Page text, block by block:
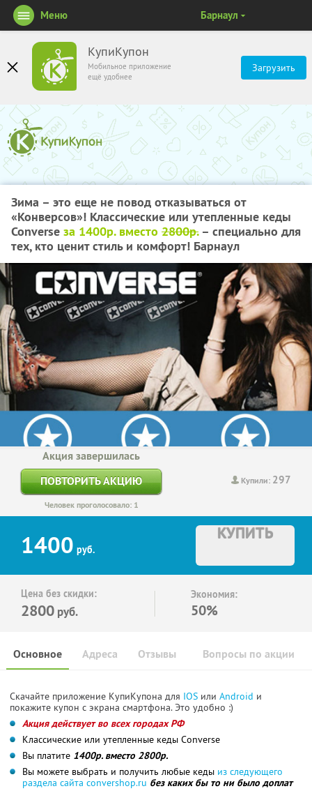
КупиКупон
Мобильное приложение
ещё удобнее
Загрузить
Меню Барнаул
Зима – это еще не повод отказываться от
«Конверсов»! Классические или утепленные кеды
Converse за 1400р. вместо 2800р.– специально для
тех, кто ценит стиль и комфорт! Барнаул
Купили: 297
Акция завершилась
ПОВТОРИТЬ АКЦИЮ
Человек проголосовало: 1
1400 руб.
КУПИТЬ
Цена без скидки:
2800 руб.
Экономия:
50%
Основное Отзывы Вопросы по акции
Адреса
Скачайте приложение КупиКупона для IOS или Android и
покажите купон с экрана смартфона. Это удобно :)
Акция действует во всех городах РФ
Классические или утепленные кеды Converse
Вы платите 1400р. вместо 2800р.
Вы можете выбрать и получить любые кеды из следующего
раздела сайта convershop.ru без каких бы то ни было доплат